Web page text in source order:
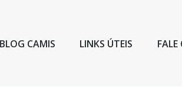
BLOG CAMIS LINKS ÚTEIS